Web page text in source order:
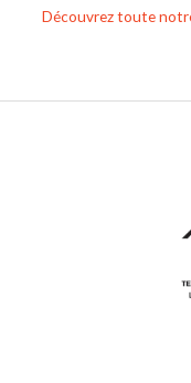
Découvrez toute